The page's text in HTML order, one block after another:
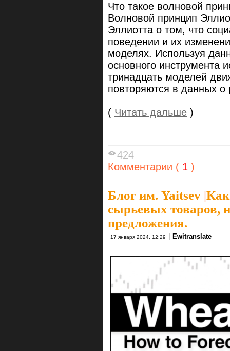
Что такое волновой
Волновой принцип
Эллиотта о том, что
поведении и их
моделях. Используя
основного инструмента
тринадцать моделей
повторяются в данных
( Читать дальше )
424
Комментарии ( 1 )
Блог им. Yaitsev |
сырьевых товаров,
предложения.
17 января 2024, 12:29 | Ewitranslate